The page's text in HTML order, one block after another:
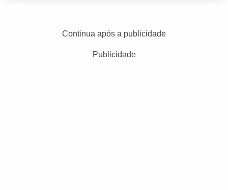
Continua após a publicidade
Publicidade